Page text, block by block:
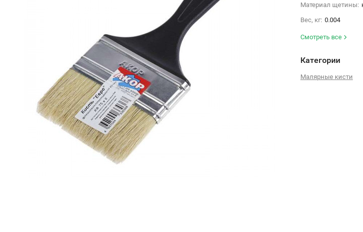
Материал щетины:
Вес, кг: 0.004
Смотреть все
Категории
Малярные кисти